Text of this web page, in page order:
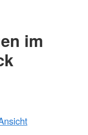
im